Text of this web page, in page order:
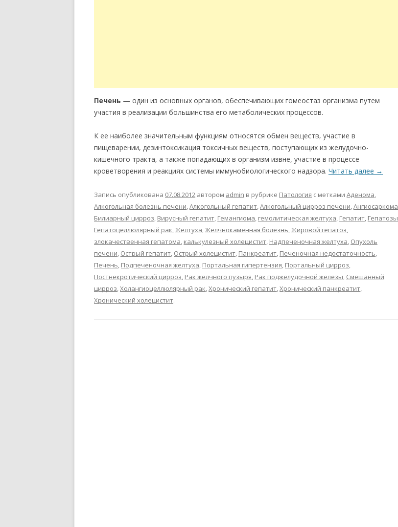
Печень — один из основных органов, обеспечивающих гомеостаз организма путем
участия в реализации большинства его метаболических процессов.
К ее наиболее значительным функциям относятся обмен веществ, участие в
пищеварении, дезинтоксикация токсичных веществ, поступающих из желудочно-
кишечного тракта, а также попадающих в организм извне, участие в процессе
кроветворения и реакциях системы иммунобиологического надзора. Читать далее →
Запись опубликована 07.08.2012 автором admin в рубрике Патология с метками Аденома,
Алкогольная болезнь печени,Алкогольный гепатит,Алкогольный цирроз печени,Ангиосаркома
Билиарный цирроз, Вирусный гепатит, Гемангиома, гемолитическая желтуха, Гепатит, Гепатозы
Гепатоцеллюлярный рак,Желтуха,Желчнокаменная болезнь,Жировой гепатоз,
злокачественная гепатома, калькулезный холецистит, Надпеченочная желтуха, Опухоль
печени, Острый гепатит, Острый холецистит, Панкреатит, Печеночная недостаточность,
Печень, Подпеченочная желтуха, Портальная гипертензия, Портальный цирроз,
Постнекротический цирроз, Рак желчного пузыря, Рак поджелудочной железы, Смешанный
цирроз,Холангиоцеллюлярный рак,Хронический гепатит,Хронический панкреатит,
Хронический холецистит.